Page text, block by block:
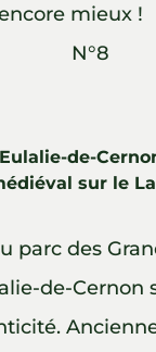
mieux !
N°8
de-
sur le
parc des
de-Cernon